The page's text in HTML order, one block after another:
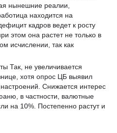
нынешние реалии,
находится на
кадров ведет к росту
этом она растет не только в
исчислении, так как
Так, не увеличивается
хотя опрос ЦБ выявил
Снижается интерес
в частности, валютные
на 10%. Постепенно растут и